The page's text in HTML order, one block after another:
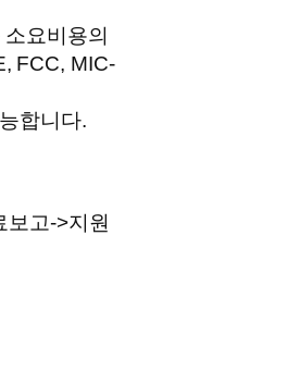
요비용의
FCC, MIC-
합니다.
고->지원